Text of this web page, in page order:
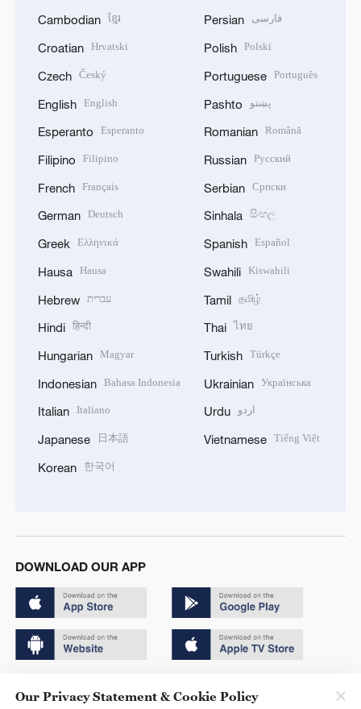
Cambodian ខ្មែរ
Croatian Hrvatski
Czech Český
English English
Esperanto Esperanto
Filipino Filipino
French Français
German Deutsch
Greek Ελληνικά
Hausa Hausa
Hebrew עברית
Hindi हिन्दी
Hungarian Magyar
Indonesian Bahasa Indonesia
Italian Italiano
Japanese 日本語
Korean 한국어
Persian فارسی
Polish Polski
Portuguese Português
Pashto پښتو
Romanian Română
Russian Русский
Serbian Српски
Sinhala සිංහල
Spanish Español
Swahili Kiswahili
Tamil தமிழ்
Thai ไทย
Turkish Türkçe
Ukrainian Українська
Urdu اردو
Vietnamese Tiếng Việt
DOWNLOAD OUR APP
Our Privacy Statement & Cookie Policy